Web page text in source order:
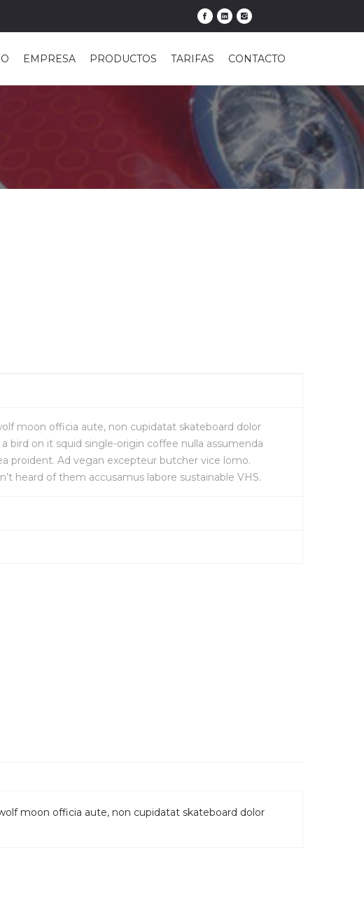
EMPRESA PRODUCTOS TARIFAS CONTACTO
moon officia aute, non cupidatat skateboard dolor
bird on it squid single-origin coffee nulla assumenda
proident. Ad vegan excepteur butcher vice lomo.
heard of them accusamus labore sustainable VHS.
moon officia aute, non cupidatat skateboard dolor